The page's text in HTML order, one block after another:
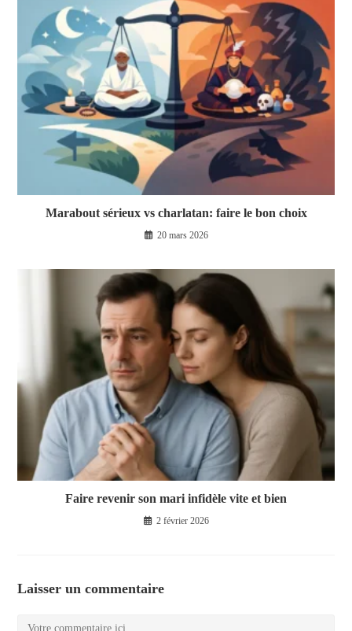
Marabout sérieux vs charlatan: faire le bon choix
20 mars 2026
Faire revenir son mari infidèle vite et bien
2 février 2026
Laisser un commentaire